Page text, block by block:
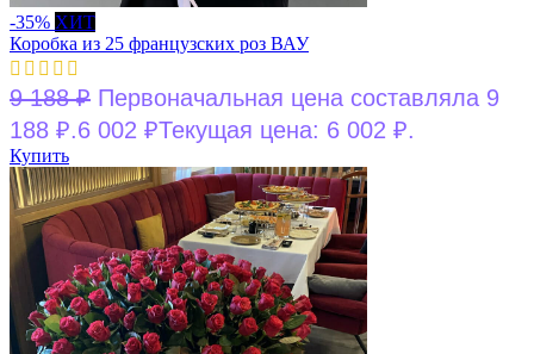
-35% ХИТ
Коробка из 25 французских роз ВАУ
9 188₽ Первоначальная цена составляла 9
188 ₽.6 002 ₽Текущая цена: 6 002 ₽.
Купить